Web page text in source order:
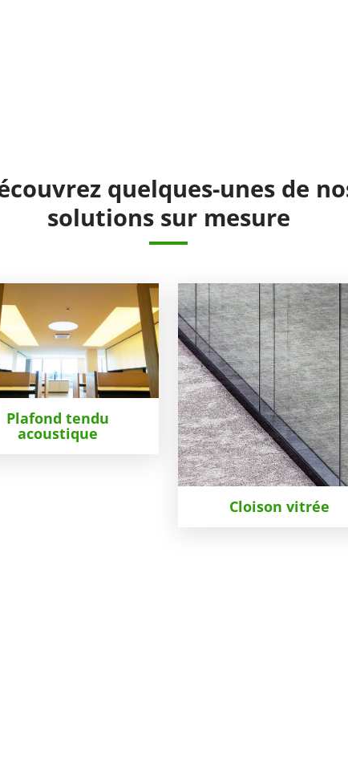
quelques-unes de
solutions sur mesure
Plafond tendu
acoustique
Cloison vitrée